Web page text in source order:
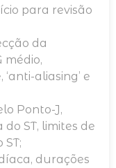
para revisão
da
médio,
aliasing’ e
Ponto-J,
ST, limites de
durações